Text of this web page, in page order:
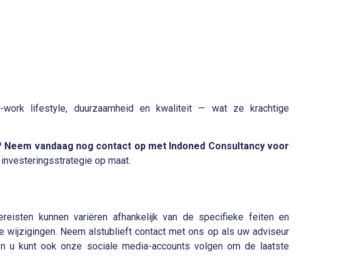
lifestyle, duurzaamheid en kwaliteit — wat ze krachtige
Neem vandaag nog contact op met Indoned Consultancy voor
op maat.
kunnen variëren afhankelijk van de specifieke feiten en
wijzigingen. Neem alstublieft contact met ons op als uw adviseur
u kunt ook onze sociale media-accounts volgen om de laatste